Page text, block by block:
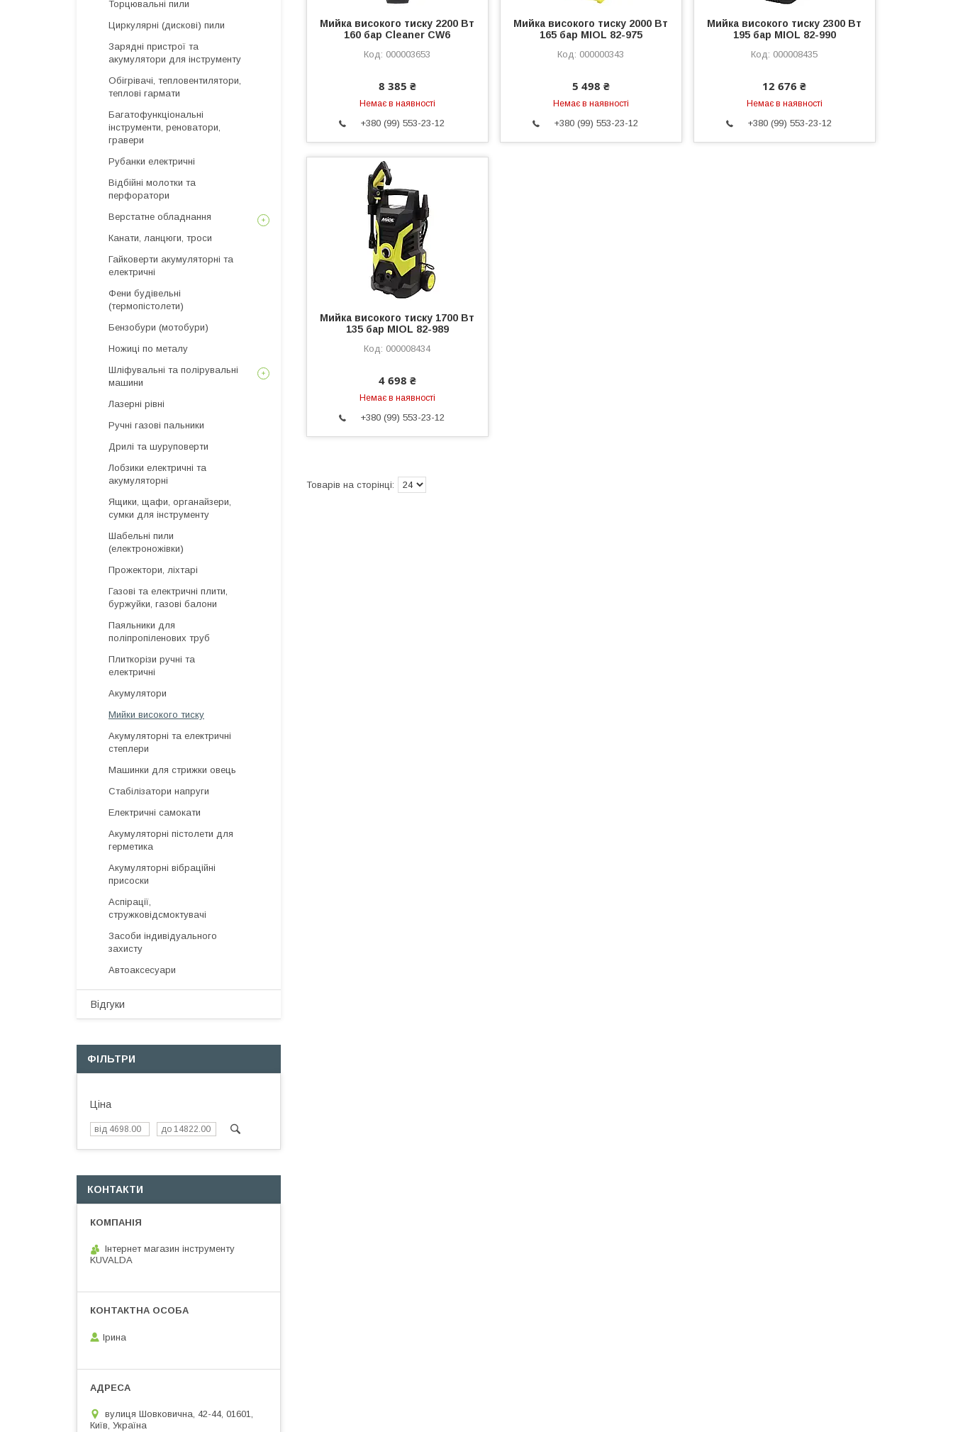
Мийка високого тиску 2200 Вт
160 бар Cleaner CW6
000003653
8 385 ₴
Немає в наявності
+380 (99) 553-23-12
Мийка високого тиску 2000 Вт
165 бар MIOL 82-975
000000343
5 498 ₴
Немає в наявності
+380 (99) 553-23-12
Мийка високого тиску 2300 Вт
195 бар MIOL 82-990
000008435
12 676 ₴
Немає в наявності
+380 (99) 553-23-12
Мийка високого тиску 1700 Вт
135 бар MIOL 82-989
000008434
4 698 ₴
Немає в наявності
+380 (99) 553-23-12
Торцювальні пили
Циркулярні (дискові) пили
Зарядні пристрої та
акумулятори для інструменту
Обігрівачі, тепловентилятори,
теплові гармати
Багатофункціональні
інструменти, реноватори,
гравери
Рубанки електричні
Відбійні молотки та
перфоратори
Верстатне обладнання
Канати, ланцюги, троси
Гайковерти акумуляторні та
електричні
Фени будівельні
(термопістолети)
Бензобури (мотобури)
Ножиці по металу
Шліфувальні та полірувальні
машини
Лазерні рівні
Ручні газові пальники
Дрилі та шуруповерти
Лобзики електричні та
акумуляторні
Ящики, щафи, органайзери,
сумки для інструменту
Шабельні пили
(електроножівки)
Прожектори, ліхтарі
Газові та електричні плити,
буржуйки, газові балони
Паяльники для
поліпропіленових труб
Плиткорізи ручні та
електричні
Акумулятори
Мийки високого тиску
Акумуляторні та електричні
степлери
Машинки для стрижки овець
Стабілізатори напруги
Електричні самокати
Акумуляторні пістолети для
герметика
Акумуляторні вібраційні
присоски
Аспірації,
стружковідсмоктувачі
Засоби індивідуального
захисту
Автоаксесуари
Відгуки
ФІЛЬТРИ
Ціна
КОНТАКТИ
Інтернет магазин інструменту
KUVALDA
Ірина
вулиця Шовковична, 42-44, 01601,
Київ, Україна